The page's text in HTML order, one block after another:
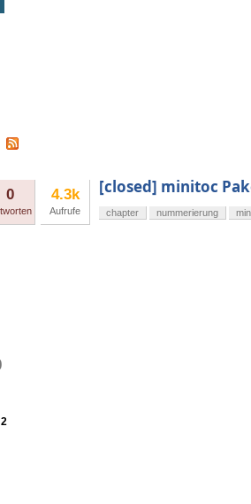
0 4.3k
Aufrufe
[closed] minitoc
chapter nummerierung